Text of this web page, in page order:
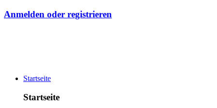
Anmelden oder registrieren
Startseite
Startseite